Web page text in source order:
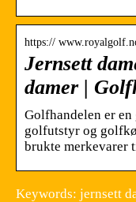
https://
Jernsett
damer |
Golfhandelen er
golfutstyr og
brukte merkevarer
Keywords: jernsett